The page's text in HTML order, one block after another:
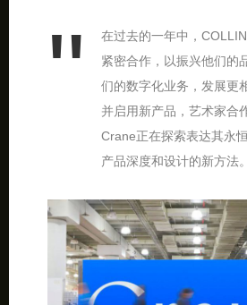
在过去的一年中，
紧密合作，以振兴他们的
们的数字化业务，发展更
并启用新产品，艺术家合
Crane正在探索表达其永
产品深度和设计的新方法。